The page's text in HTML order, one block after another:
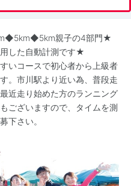
親子の4部門★
した自動計測です★
いコースで初心者から上級者
。市川駅より近い為、普段走
近走り始めた方のランニング
ございますので、タイムを測
下さい。